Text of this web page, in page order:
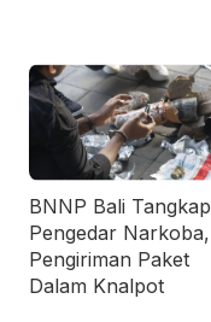
BNNP Bali Tangkap
Pengedar Narkoba,
Pengiriman Paket
Dalam Knalpot